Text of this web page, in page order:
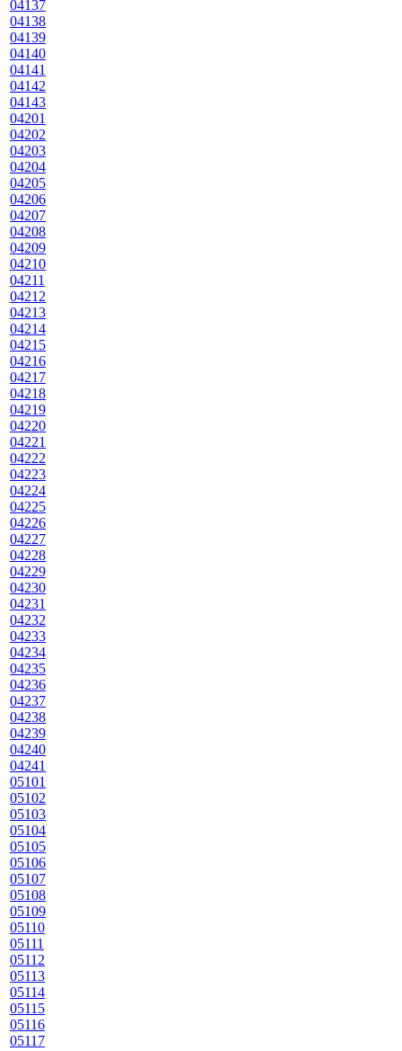
04137
04138
04139
04140
04141
04142
04143
04201
04202
04203
04204
04205
04206
04207
04208
04209
04210
04211
04212
04213
04214
04215
04216
04217
04218
04219
04220
04221
04222
04223
04224
04225
04226
04227
04228
04229
04230
04231
04232
04233
04234
04235
04236
04237
04238
04239
04240
04241
05101
05102
05103
05104
05105
05106
05107
05108
05109
05110
05111
05112
05113
05114
05115
05116
05117